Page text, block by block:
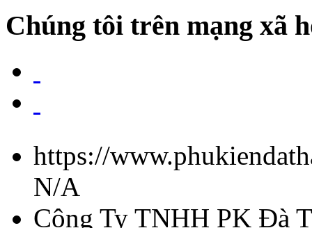
Chúng tôi trên mạng xã
https://
N/A
Công Ty TNHH PK Đà